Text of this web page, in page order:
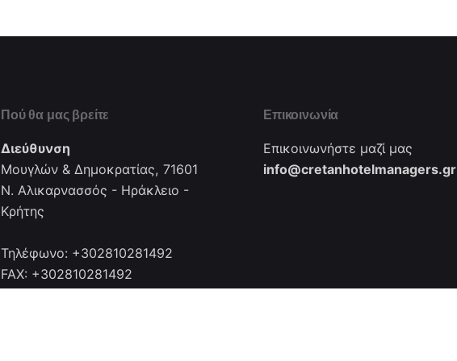
Πού θα μας βρείτε
Διεύθυνση
Μουγλών & Δημοκρατίας, 71601
Ν. Αλικαρνασσός - Ηράκλειο -
Κρήτης
Τηλέφωνο: +302810281492
FAX: +302810281492
Επικοινωνία
Επικοινωνήστε μαζί μας
info@cretanhotelmanagers.gr